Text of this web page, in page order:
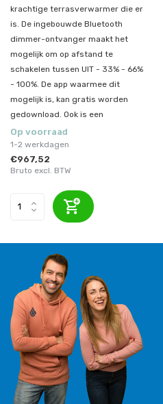
krachtige terrasverwarmer die er
is. De ingebouwde Bluetooth
dimmer-ontvanger maakt het
mogelijk om op afstand te
schakelen tussen UIT - 33% - 66%
- 100%. De app waarmee dit
mogelijk is, kan gratis worden
gedownload. Ook is een
Op voorraad
1-2 werkdagen
€967,52
Bruto excl. BTW